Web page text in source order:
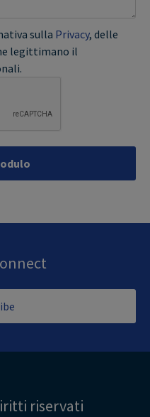
sulla Privacy, delle
legittimano il
riservati